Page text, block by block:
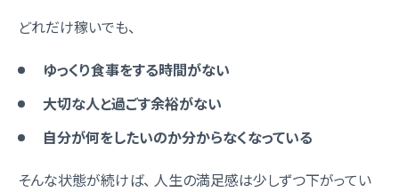
どれだけ稼いでも、
ゆっくり食事をする時間がない
大切な人と過ごす余裕がない
自分が何をしたいのか分からなくなっている
そんな状態が続けば、 人生の満足感は少しずつ下がってい